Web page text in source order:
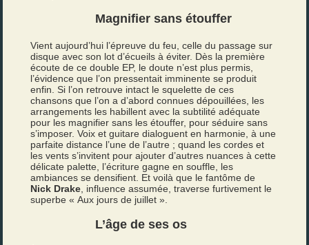
Magnifier sans étouffer
Vient aujourd’hui l’épreuve du feu, celle du passage sur
disque avec son lot d’écueils à éviter. Dès la première
écoute de ce double EP, le doute n’est plus permis,
l’évidence que l’on pressentait imminente se produit
enfin. Si l’on retrouve intact le squelette de ces
chansons que l’on a d’abord connues dépouillées, les
arrangements les habillent avec la subtilité adéquate
pour les magnifier sans les étouffer, pour séduire sans
s’imposer. Voix et guitare dialoguent en harmonie, à une
parfaite distance l’une de l’autre ; quand les cordes et
les vents s’invitent pour ajouter d’autres nuances à cette
délicate palette, l’écriture gagne en souffle, les
ambiances se densifient. Et voilà que le fantôme de
Nick Drake , influence assumée, traverse furtivement le
superbe « Aux jours de juillet ».
L’âge de ses os